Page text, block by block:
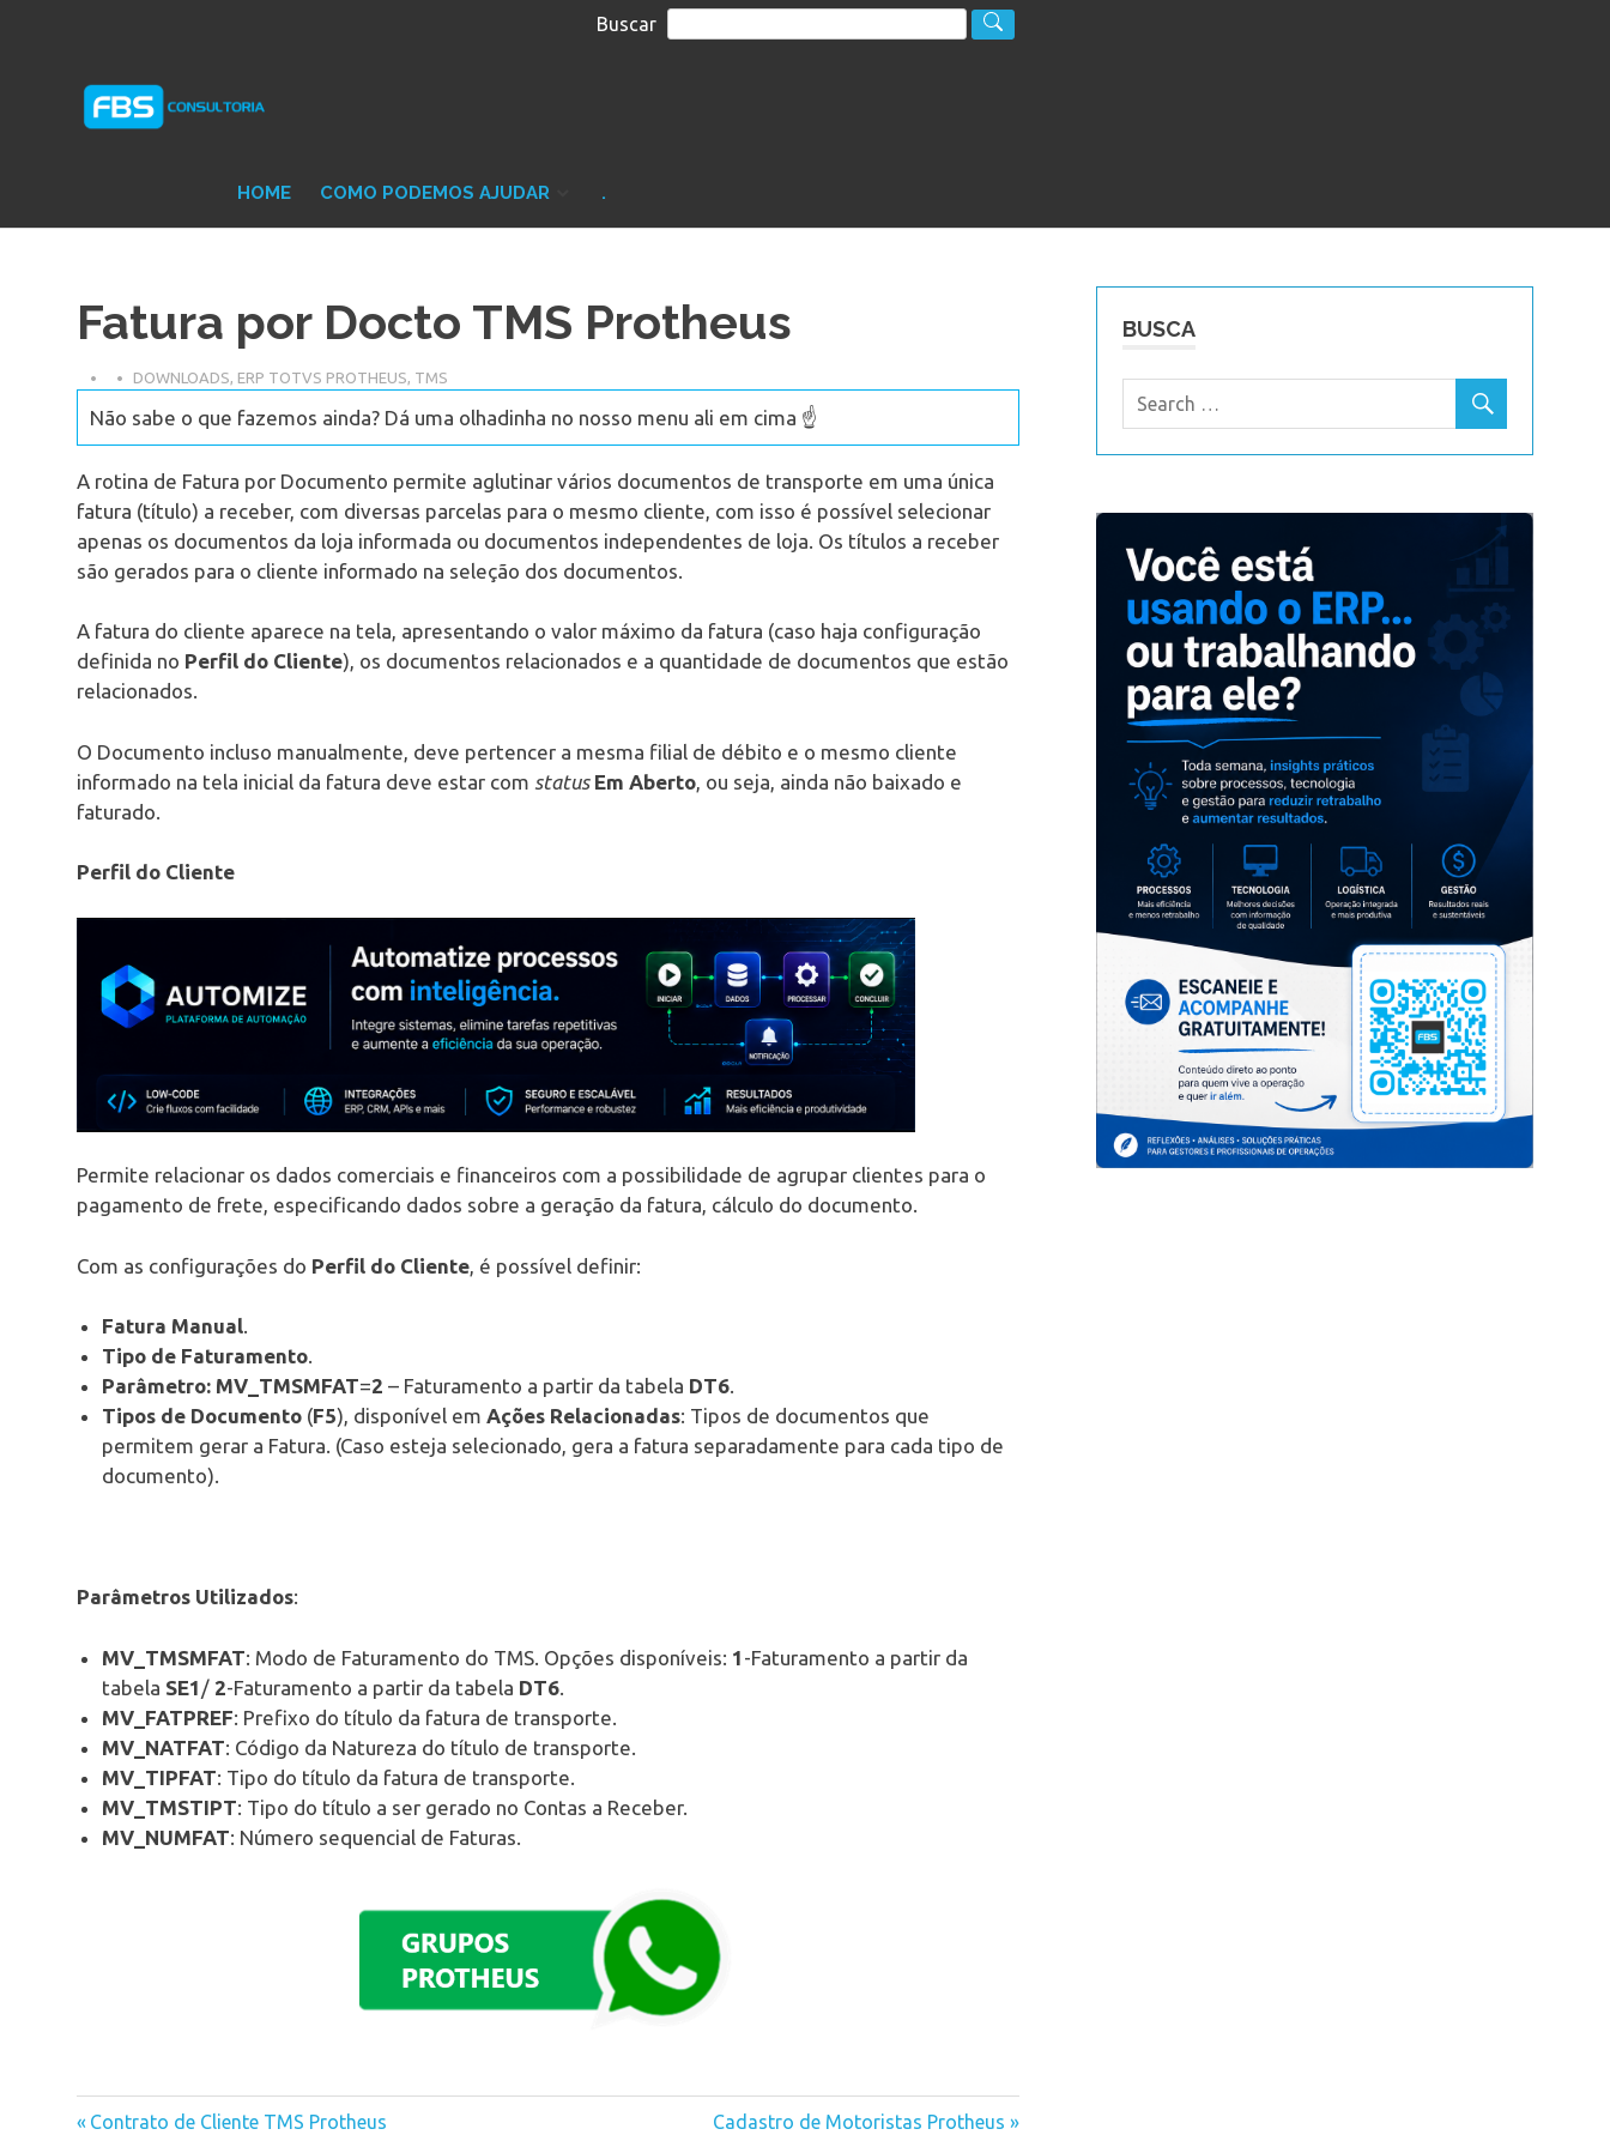
Buscar
Protheus
TOTVS
HOME COMO PODEMOS AJUDAR .
Fatura por Docto TMS Protheus
DOWNLOADS ERP TOTVS PROTHEUS TMS
Não sabe o que fazemos ainda? Dá uma olhadinha no nosso menu ali em cima ☝️
A rotina de Fatura por Documento permite aglutinar vários documentos de transporte em uma única
fatura (título) a receber, com diversas parcelas para o mesmo cliente, com isso é possível selecionar
apenas os documentos da loja informada ou documentos independentes de loja. Os títulos a receber
são gerados para o cliente informado na seleção dos documentos.
A fatura do cliente aparece na tela, apresentando o valor máximo da fatura (caso haja configuração
definida no Perfil do Cliente), os documentos relacionados e a quantidade de documentos que estão
relacionados.
O Documento incluso manualmente, deve pertencer a mesma filial de débito e o mesmo cliente
informado na tela inicial da fatura deve estar com status Em Aberto , ou seja, ainda não baixado e
faturado.
Perfil do Cliente
Permite relacionar os dados comerciais e financeiros com a possibilidade de agrupar clientes para o
pagamento de frete, especificando dados sobre a geração da fatura, cálculo do documento.
Com as configurações do Perfil do Cliente , é possível definir:
Fatura Manual.
Tipo de Faturamento.
Parâmetro: MV_TMSMFAT=2 – Faturamento a partir da tabela DT6.
Tipos de Documento (F5), disponível emAções Relacionadas: Tipos de documentos que
permitem gerar a Fatura. (Caso esteja selecionado, gera a fatura separadamente para cada tipo de
documento).
Parâmetros Utilizados:
MV_TMSMFAT: Modo de Faturamento do TMS. Opções disponíveis: 1 -Faturamento a partir da
tabela SE1 / 2-Faturamento a partir da tabela DT6
MV_FATPREF: Prefixo do título da fatura de transporte.
MV_NATFAT: Código da Natureza do título de transporte.
MV_TIPFAT: Tipo do título da fatura de transporte.
MV_TMSTIPT: Tipo do título a ser gerado no Contas a Receber.
MV_NUMFAT: Número sequencial de Faturas.
Previous
Contrato de Cliente TMS Protheus
Next
Cadastro de Motoristas Protheus
BUSCA